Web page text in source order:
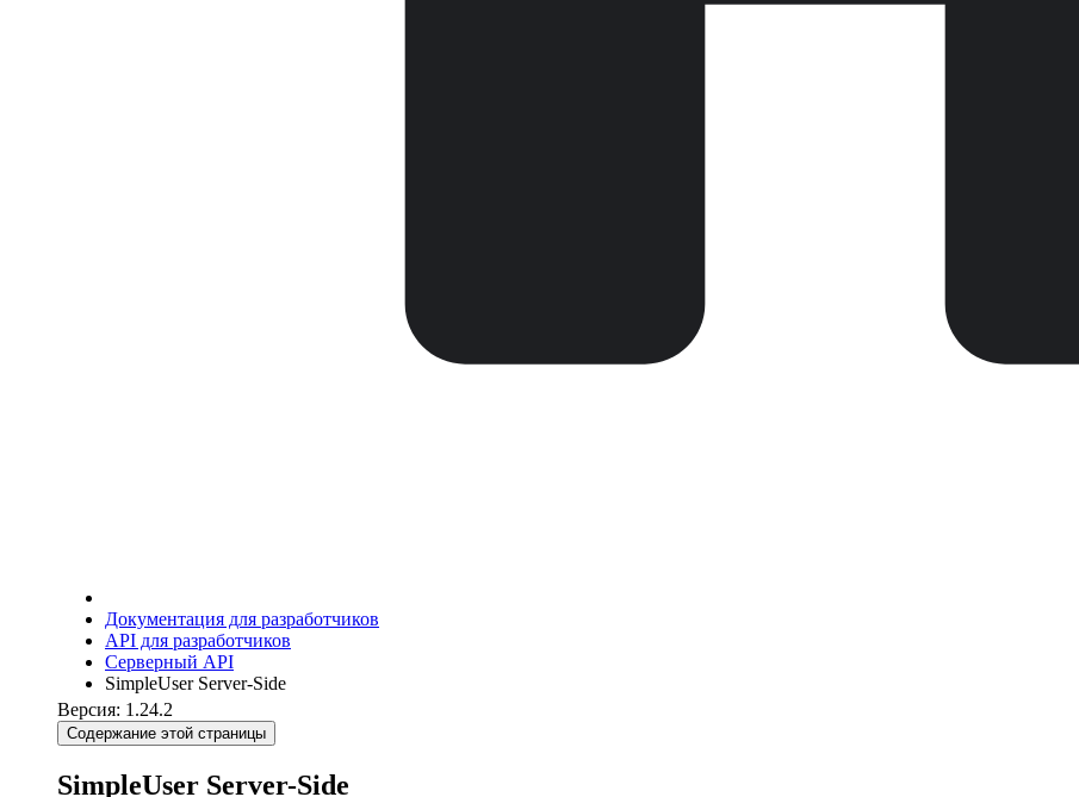
Документация для разработчиков
API для разработчиков
Серверный API
SimpleUser Server-Side
Версия: 1.24.2
Содержание этой страницы
SimpleUser Server-Side